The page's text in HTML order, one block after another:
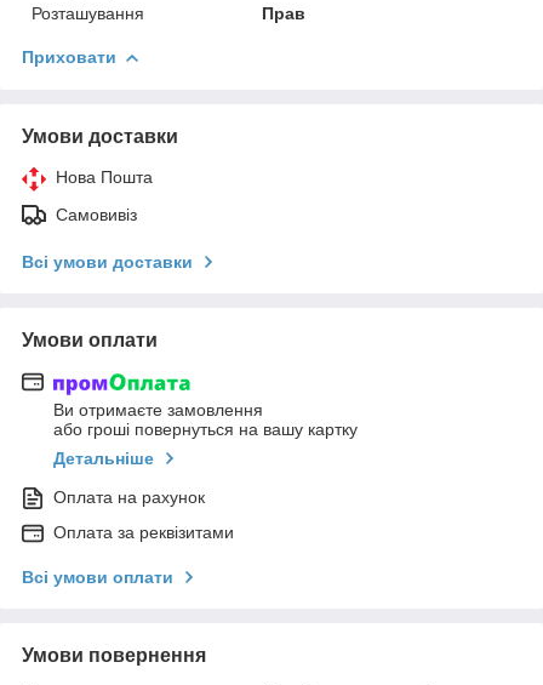
Розташування
Прав
Приховати
Умови доставки
Нова Пошта
Самовивіз
Всі умови доставки
Умови оплати
Ви отримаєте замовлення
або гроші повернуться на вашу картку
Детальніше
Оплата на рахунок
Оплата за реквізитами
Всі умови оплати
Умови повернення